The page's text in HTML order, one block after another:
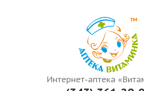
Интернет-аптека